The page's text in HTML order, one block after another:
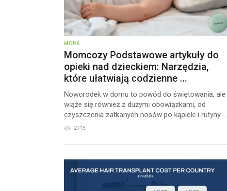
MODA
Momcozy Podstawowe artykuły do
opieki nad dzieckiem: Narzędzia,
które ułatwiają codzienne ...
Noworodek w domu to powód do świętowania, ale
wiąże się również z dużymi obowiązkami, od
czyszczenia zatkanych nosów po kąpiele i rutyny ...
2715